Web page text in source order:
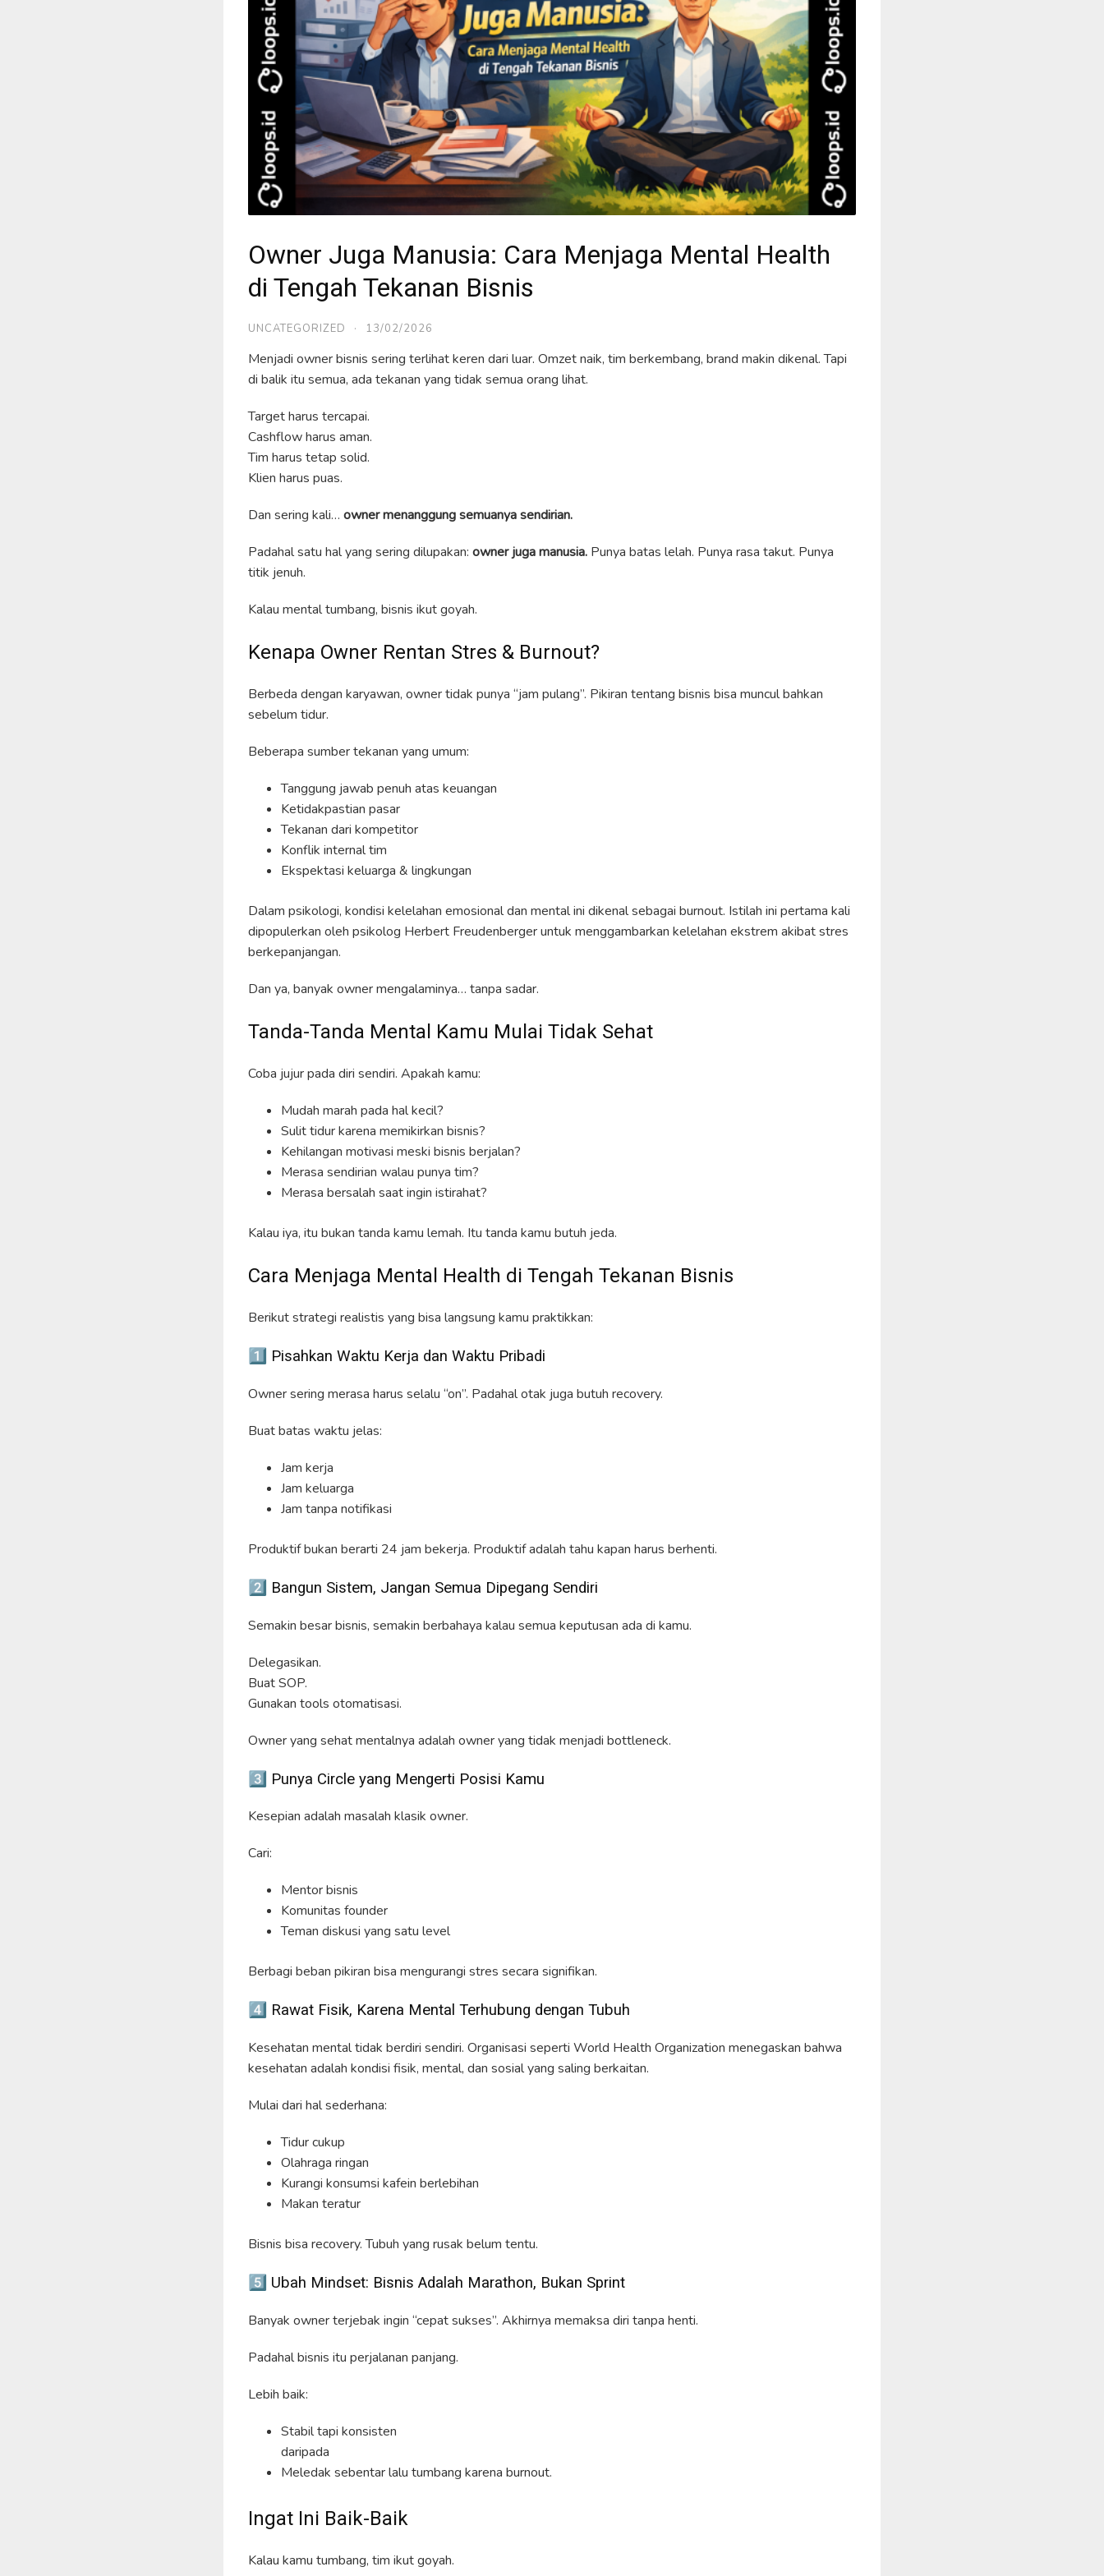
Owner Juga Manusia: Cara Menjaga Mental Health
di Tengah Tekanan Bisnis
UNCATEGORIZED · 13/02/2026
Menjadi owner bisnis sering terlihat keren dari luar. Omzet naik, tim berkembang, brand makin dikenal. Tapi
di balik itu semua, ada tekanan yang tidak semua orang lihat.
Target harus tercapai.
Cashflow harus aman.
Tim harus tetap solid.
Klien harus puas.
Dan sering kali… owner menanggung semuanya sendirian.
Padahal satu hal yang sering dilupakan: owner juga manusia. Punya batas lelah. Punya rasa takut. Punya
titik jenuh.
Kalau mental tumbang, bisnis ikut goyah.
Kenapa Owner Rentan Stres & Burnout?
Berbeda dengan karyawan, owner tidak punya “jam pulang”. Pikiran tentang bisnis bisa muncul bahkan
sebelum tidur.
Beberapa sumber tekanan yang umum:
Tanggung jawab penuh atas keuangan
Ketidakpastian pasar
Tekanan dari kompetitor
Konflik internal tim
Ekspektasi keluarga & lingkungan
Dalam psikologi, kondisi kelelahan emosional dan mental ini dikenal sebagai burnout. Istilah ini pertama kali
dipopulerkan oleh psikolog Herbert Freudenberger untuk menggambarkan kelelahan ekstrem akibat stres
berkepanjangan.
Dan ya, banyak owner mengalaminya… tanpa sadar.
Tanda-Tanda Mental Kamu Mulai Tidak Sehat
Coba jujur pada diri sendiri. Apakah kamu:
Mudah marah pada hal kecil?
Sulit tidur karena memikirkan bisnis?
Kehilangan motivasi meski bisnis berjalan?
Merasa sendirian walau punya tim?
Merasa bersalah saat ingin istirahat?
Kalau iya, itu bukan tanda kamu lemah. Itu tanda kamu butuh jeda.
Cara Menjaga Mental Health di Tengah Tekanan Bisnis
Berikut strategi realistis yang bisa langsung kamu praktikkan:
1️⃣ Pisahkan Waktu Kerja dan Waktu Pribadi
Owner sering merasa harus selalu “on”. Padahal otak juga butuh recovery.
Buat batas waktu jelas:
Jam kerja
Jam keluarga
Jam tanpa notifikasi
Produktif bukan berarti 24 jam bekerja. Produktif adalah tahu kapan harus berhenti.
2️⃣ Bangun Sistem, Jangan Semua Dipegang Sendiri
Semakin besar bisnis, semakin berbahaya kalau semua keputusan ada di kamu.
Delegasikan.
Buat SOP.
Gunakan tools otomatisasi.
Owner yang sehat mentalnya adalah owner yang tidak menjadi bottleneck.
3️⃣ Punya Circle yang Mengerti Posisi Kamu
Kesepian adalah masalah klasik owner.
Cari:
Mentor bisnis
Komunitas founder
Teman diskusi yang satu level
Berbagi beban pikiran bisa mengurangi stres secara signifikan.
4️⃣ Rawat Fisik, Karena Mental Terhubung dengan Tubuh
Kesehatan mental tidak berdiri sendiri. Organisasi seperti World Health Organization menegaskan bahwa
kesehatan adalah kondisi fisik, mental, dan sosial yang saling berkaitan.
Mulai dari hal sederhana:
Tidur cukup
Olahraga ringan
Kurangi konsumsi kafein berlebihan
Makan teratur
Bisnis bisa recovery. Tubuh yang rusak belum tentu.
5️⃣ Ubah Mindset: Bisnis Adalah Marathon, Bukan Sprint
Banyak owner terjebak ingin “cepat sukses”. Akhirnya memaksa diri tanpa henti.
Padahal bisnis itu perjalanan panjang.
Lebih baik:
Stabil tapi konsisten
daripada
Meledak sebentar lalu tumbang karena burnout.
Ingat Ini Baik-Baik
Kalau kamu tumbang, tim ikut goyah.